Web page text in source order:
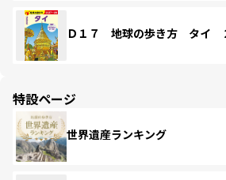
Ｄ１７ 地球の歩き方 タイ
特設ページ
世界遺産ランキング